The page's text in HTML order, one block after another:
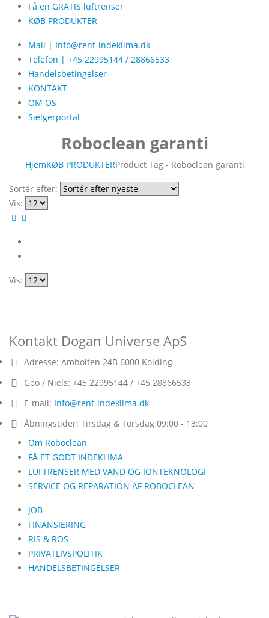
Få en GRATIS luftrenser
KØB PRODUKTER
Mail | Info@rent-indeklima.dk
Telefon | +45 22995144 / 28866533
Handelsbetingelser
KONTAKT
OM OS
Sælgerportal
Roboclean garanti
HjemKØB PRODUKTERProduct Tag - Roboclean garanti
Sortér efter:
Vis:
Vis:
Kontakt Dogan Universe ApS
Adresse: Ambolten 24B 6000 Kolding
Geo / Niels: +45 22995144 / +45 28866533
E-mail: Info@rent-indeklima.dk
Åbningstider: Tirsdag & Torsdag 09:00 - 13:00
Om Roboclean
FÅ ET GODT INDEKLIMA
LUFTRENSER MED VAND OG IONTEKNOLOGI
SERVICE OG REPARATION AF ROBOCLEAN
JOB
FINANSIERING
RIS & ROS
PRIVATLIVSPOLITIK
HANDELSBETINGELSER